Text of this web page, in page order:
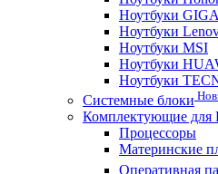
Ноутбуки
Ноутбуки
Ноутбуки MSI
Ноутбуки
Ноутбуки
Системные блоки
Комплектующие
Процессоры
Материнские
Оперативная